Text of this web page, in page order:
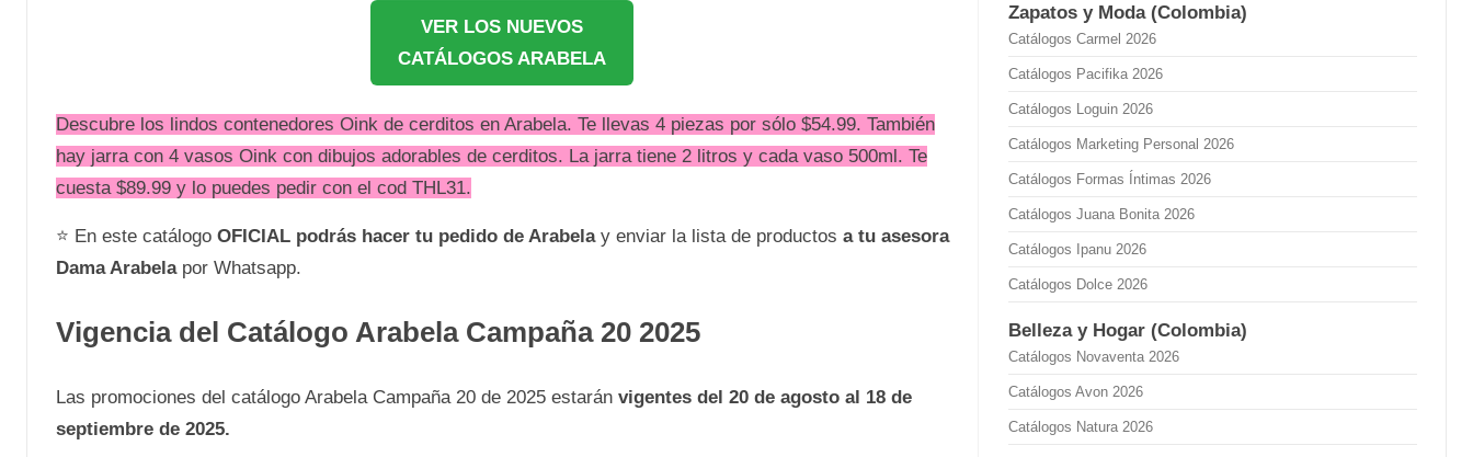
VER LOS NUEVOS
CATÁLOGOS ARABELA
Descubre los lindos contenedores Oink de cerditos en Arabela. Te llevas 4 piezas por sólo $54.99. También
hay jarra con 4 vasos Oink con dibujos adorables de cerditos. La jarra tiene 2 litros y cada vaso 500ml. Te
cuesta $89.99 y lo puedes pedir con el cod THL31.
⭐ En este catálogo OFICIAL podrás hacer tu pedido de Arabelay enviar la lista de productos a tu asesora
Dama Arabelapor Whatsapp.
Vigencia del Catálogo Arabela Campaña 20 2025
Las promociones del catálogo Arabela Campaña 20 de 2025 estarán vigentes del 20 de agosto al 18 de
septiembre de 2025.
Zapatos y Moda (Colombia)
Catálogos Carmel 2026
Catálogos Pacifika 2026
Catálogos Loguin 2026
Catálogos Marketing Personal 2026
Catálogos Formas Íntimas 2026
Catálogos Juana Bonita 2026
Catálogos Ipanu 2026
Catálogos Dolce 2026
Belleza y Hogar (Colombia)
Catálogos Novaventa 2026
Catálogos Avon 2026
Catálogos Natura 2026